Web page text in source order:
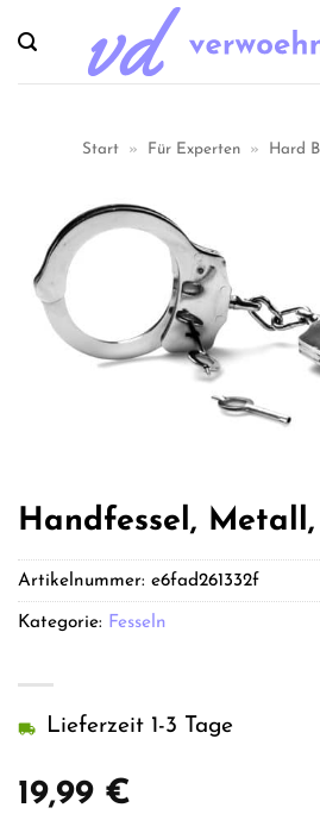
Inhalt
springen
Start » Für Experten » Hard
Handfessel,
19,99 €
Lieferzeit 1-3 Tage
Artikelnummer: e6fad261332f
Kategorie: Fesseln